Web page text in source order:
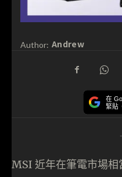
Author: Andrew
在
緊貼
MSI 近年在筆電市場